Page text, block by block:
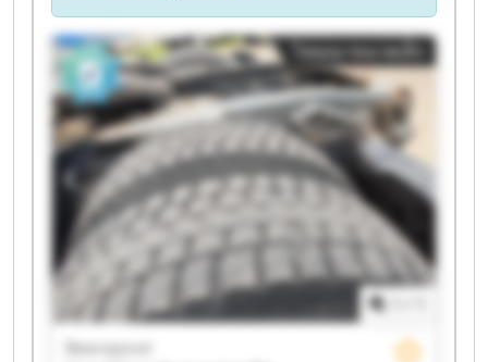
โฆษณาขนาดเล็ก
Beerepoot